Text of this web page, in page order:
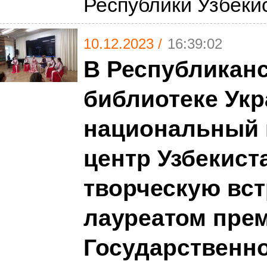
Республики
10.12.2023 / 16:39:02
В
библиотеке
национальный
центр
творческую
лауреатом